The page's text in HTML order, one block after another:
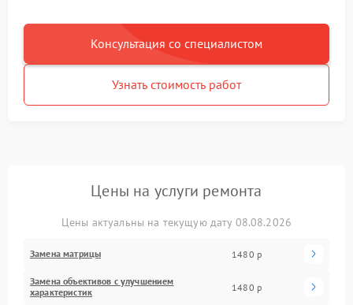
Консультация со специалистом
Узнать стоимость работ
Цены на услуги ремонта
Цены актуальны на текущую дату 08.08.2026
Замена матрицы 1480 р
Замена объективов с улучшением
характеристик
1480 р